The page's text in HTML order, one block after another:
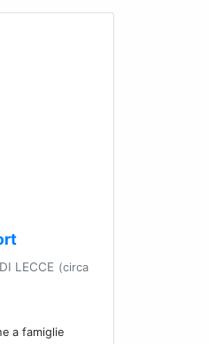
LECCE (circa
a famiglie